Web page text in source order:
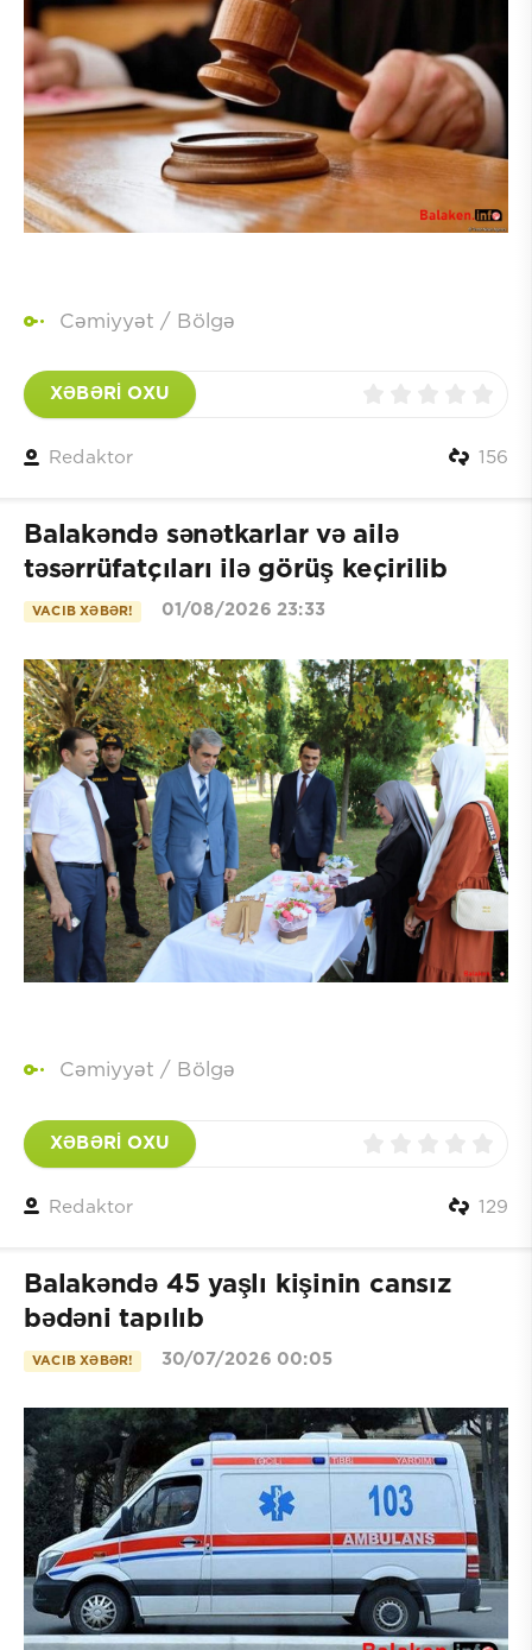
Cəmiyyət / Bölgə
XƏBƏRİ OXU
Redaktor 156
Balakəndə sənətkarlar və ailə
təsərrüfatçıları ilə görüş keçirilib
VACIB XƏBƏR! 01/08/2026 23:33
Cəmiyyət / Bölgə
XƏBƏRİ OXU
Redaktor 129
Balakəndə 45 yaşlı kişinin cansız
bədəni tapılıb
VACIB XƏBƏR! 30/07/2026 00:05